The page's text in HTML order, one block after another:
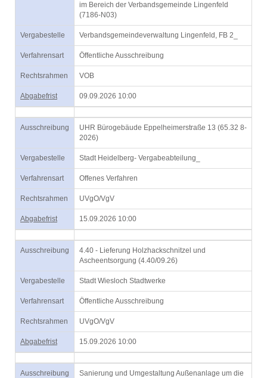
im Bereich der Verbandsgemeinde Lingenfeld
(7186-N03)
Vergabestelle Verbandsgemeindeverwaltung Lingenfeld, FB 2_
Verfahrensart Öffentliche Ausschreibung
Rechtsrahmen VOB
Abgabefrist 09.09.2026 10:00
Ausschreibung
UHR Bürogebäude Eppelheimerstraße 13 (65.32 8-
2026)
Vergabestelle Stadt Heidelberg- Vergabeabteilung_
Verfahrensart Offenes Verfahren
Rechtsrahmen UVgO/VgV
Abgabefrist 15.09.2026 10:00
Ausschreibung
4.40 - Lieferung Holzhackschnitzel und
Ascheentsorgung (4.40/09.26)
Vergabestelle Stadt Wiesloch Stadtwerke
Verfahrensart Öffentliche Ausschreibung
Rechtsrahmen UVgO/VgV
Abgabefrist 15.09.2026 10:00
Ausschreibung
Sanierung und Umgestaltung Außenanlage um die